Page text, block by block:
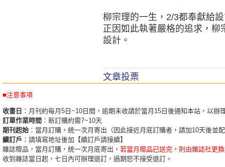
柳宗理的一生，2/3都奉獻給
正因如此執著嚴格的追求，
設計。
文章投票
■注意事項
收書日 ：月刊約每月5日~10日間，逾期未收請於當月15日後通知本站，以辦
訂單作業時間 ：新訂購約需7~10天
期刊起始 ：當月訂購，統一次月寄出（因此接近月底訂購者，請加10天後並
續訂戶 ：請填寫地址後加【續訂戶請接續】
雜誌贈品，當月訂購，統一次月底寄出， 若當月贈品已送完，則由雜誌社更
收到雜誌當日起，七日內可辦理退訂，過期恕不接受退訂。